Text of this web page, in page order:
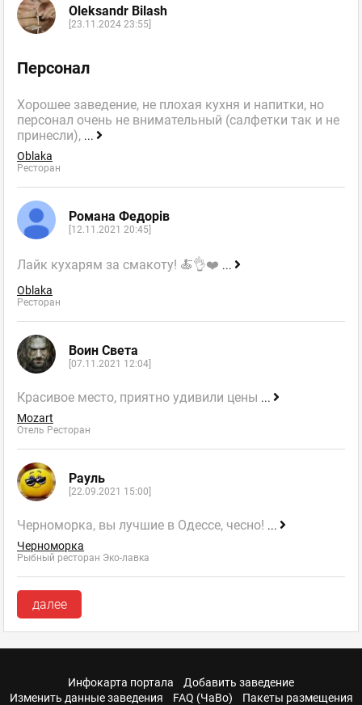
Oleksandr Bilash
[23.11.2024 23:55]
Персонал
Хорошее заведение, не плохая кухня и напитки, но
персонал очень не внимательный (салфетки так и не
принесли), ...
Oblaka
Ресторан
Романа Федорів
[12.11.2021 20:45]
Лайк кухарям за смакоту! 🍝👌❤️ ...
Oblaka
Ресторан
Воин Света
[07.11.2021 12:04]
Красивое место, приятно удивили цены ...
Mozart
Отель Ресторан
Рауль
[22.09.2021 15:00]
Черноморка, вы лучшие в Одессе, чесно! ...
Черноморка
Рыбный ресторан Эко-лавка
далее
Инфокарта портала
Добавить заведение
Изменить данные заведения
FAQ (ЧаВо) Пакеты размещения